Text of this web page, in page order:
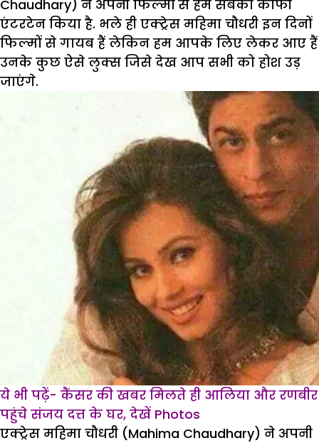
Chaudhary) ने अपनी फिल्मों से हम सबको काफी
एंटरटेन किया है. भले ही एक्ट्रेस महिमा चौधरी इन दिनों
फिल्मों से गायब हैं लेकिन हम आपके लिए लेकर आए हैं
उनके कुछ ऐसे लुक्स जिसे देख आप सभी को होश उड़
जाएंगे.
ये भी पढ़ें- कैंसर की खबर मिलते ही आलिया और रणबीर
पहुंचे संजय दत्त के घर, देखें Photos
एक्ट्रेस महिमा चौधरी (Mahima Chaudhary) ने अपनी